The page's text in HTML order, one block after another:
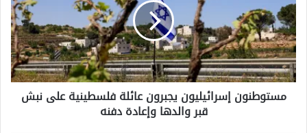
عائلة
فلسطينية
على
نبش
قبر
والدها
وإعادة
مستوطنون إسرائيليون يجبرون عائلة فلسطينية على نبش
قبر والدها وإعادة دفنه